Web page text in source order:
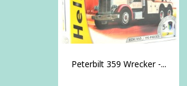
Peterbilt 359 Wrecker -...